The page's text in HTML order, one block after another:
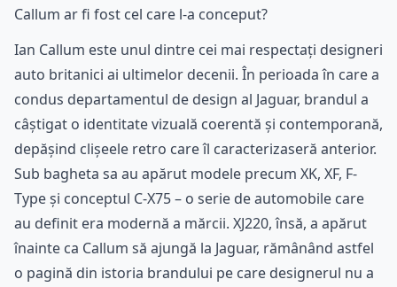
Callum ar fi fost cel care l-a conceput?
Ian Callum este unul dintre cei mai respectați designeri
auto britanici ai ultimelor decenii. În perioada în care a
condus departamentul de design al Jaguar, brandul a
câștigat o identitate vizuală coerentă și contemporană,
depășind clișeele retro care îl caracterizaseră anterior.
Sub bagheta sa au apărut modele precum XK, XF, F-
Type și conceptul C-X75 – o serie de automobile care
au definit era modernă a mărcii. XJ220, însă, a apărut
înainte ca Callum să ajungă la Jaguar, rămânând astfel
o pagină din istoria brandului pe care designerul nu a